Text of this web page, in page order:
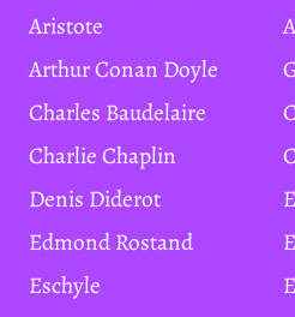
Aristote
Arthur Conan Doyle
Charles Baudelaire
Charlie Chaplin
Denis Diderot
Edmond Rostand
Eschyle